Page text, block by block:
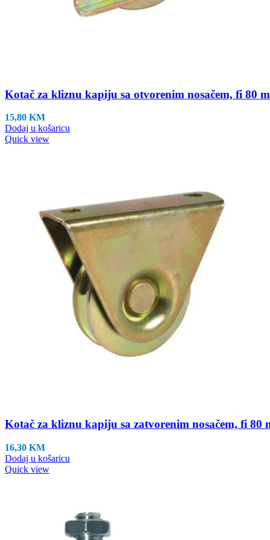
Kotač za kliznu kapiju sa otvorenim nosačem, fi 80
15,80 KM
Dodaj u košaricu
Quick view
Kotač za kliznu kapiju sa zatvorenim nosačem, fi 80
16,30 KM
Dodaj u košaricu
Quick view